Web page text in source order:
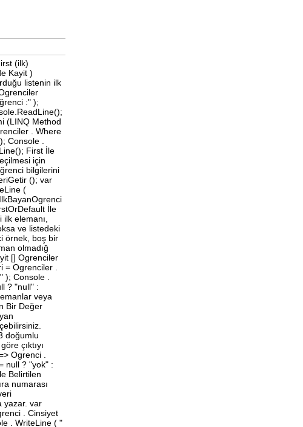
(ilk)
Kayit )
listenin ilk
:" );
(LINQ Method
. Where
Console .
First İle
için
bilgilerini
(); var
(
İle
elemanı,
ve listedeki
örnek, boş bir
olmadığ
[] Ogrenciler
Ogrenciler .
Console .
? "null" :
veya
Bir Değer
doğumlu
çıktıyı
Ogrenci .
null ? "yok" :
Belirtilen
numarası
yazar. var
. Cinsiyet
. WriteLine ( "